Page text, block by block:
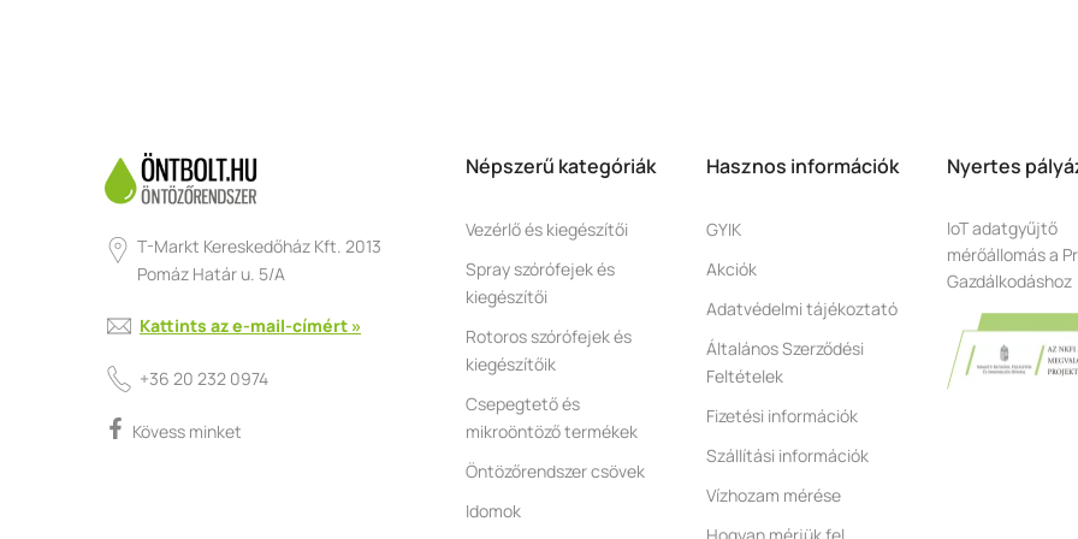
T-Markt Kereskedőház Kft. 2013
Pomáz Határ u. 5/A
Kattints az e-mail-címért »
+36 20 232 0974
Kövess minket
Népszerű kategóriák
Vezérlő és kiegészítői
Spray szórófejek és
kiegészítői
Rotoros szórófejek és
kiegészítőik
Csepegtető és
mikroöntöző termékek
Öntözőrendszer csövek
Idomok
Hasznos információk
GYIK
Akciók
Adatvédelmi tájékoztató
Általános Szerződési
Feltételek
Fizetési információk
Szállítási információk
Vízhozam mérése
Hogyan mérjük fel
Nyertes
IoT adatgyűjtő
mérőállomás a
Gazdálkodáshoz